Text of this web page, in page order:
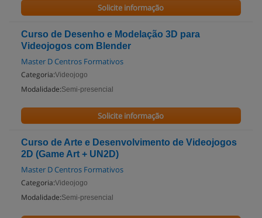
Solicite informação
Curso de Desenho e Modelação 3D para
Videojogos com Blender
Master D Centros Formativos
Categoria:Videojogo
Modalidade:Semi-presencial
Solicite informação
Curso de Arte e Desenvolvimento de Videojogos
2D (Game Art + UN2D)
Master D Centros Formativos
Categoria:Videojogo
Modalidade:Semi-presencial